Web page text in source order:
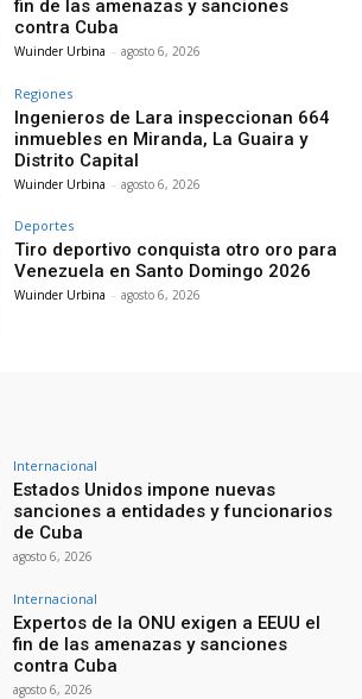
fin de las amenazas y sanciones
contra Cuba
Wuinder Urbina - agosto 6, 2026
Regiones
Ingenieros de Lara inspeccionan 664
inmuebles en Miranda, La Guaira y
Distrito Capital
Wuinder Urbina - agosto 6, 2026
Deportes
Tiro deportivo conquista otro oro para
Venezuela en Santo Domingo 2026
Wuinder Urbina - agosto 6, 2026
Internacional
Estados Unidos impone nuevas
sanciones a entidades y funcionarios
de Cuba
agosto 6, 2026
Internacional
Expertos de la ONU exigen a EEUU el
fin de las amenazas y sanciones
contra Cuba
agosto 6, 2026